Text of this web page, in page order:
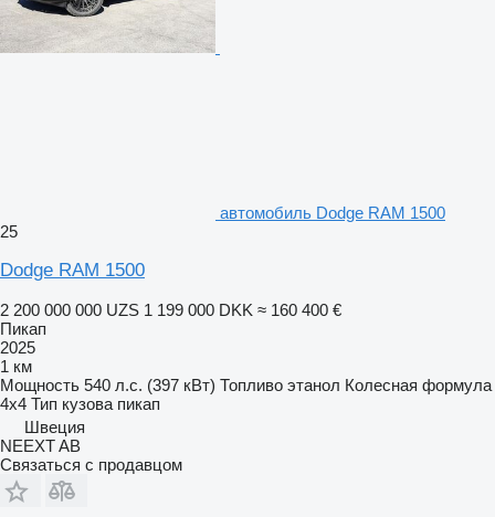
автомобиль Dodge RAM 1500
25
Dodge RAM 1500
2 200 000 000 UZS 1 199 000 DKK ≈ 160 400 €
Пикап
2025
1 км
Мощность 540 л.с. (397 кВт) Топливо этанол Колесная формула
4x4 Тип кузова пикап
Швеция
NEEXT AB
Связаться с продавцом